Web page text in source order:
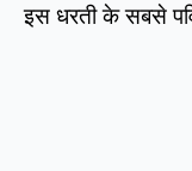
इस धरती के सबसे